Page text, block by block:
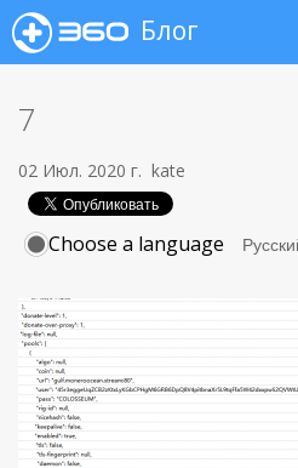
Блог
7
02 Июл. 2020 г. kate
Choose a language